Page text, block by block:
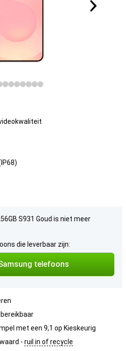
S931 Goud is niet meer
die leverbaar zijn:
telefoons
met een 9,1 op Kieskeurig
- ruil in of recycle